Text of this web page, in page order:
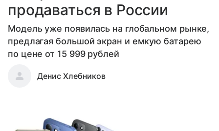
продаваться в России
Модель уже появилась на глобальном рынке,
предлагая большой экран и емкую батарею
по цене от 15 999 рублей
Денис Хлебников